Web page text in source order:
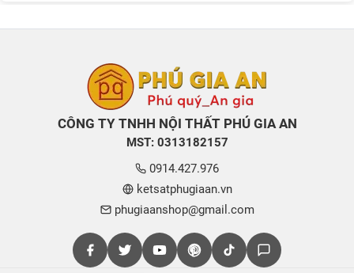
CÔNG TY TNHH NỘI THẤT PHÚ GIA AN
MST: 0313182157
0914.427.976
ketsatphugiaan.vn
phugiaanshop@gmail.com